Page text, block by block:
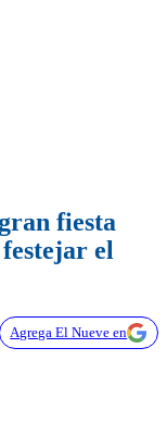
fiesta
el
Agrega El Nueve en